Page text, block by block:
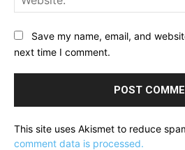
Save my name, email, and
next time I comment.
This site uses Akismet to reduce
comment data is processed.